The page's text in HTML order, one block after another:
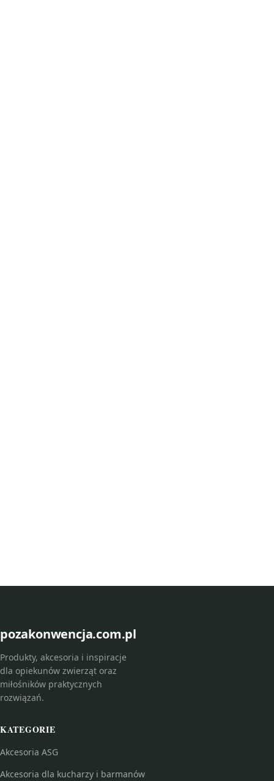
pozakonwencja.com.pl
Produkty, akcesoria i inspiracje
dla opiekunów zwierząt oraz
miłośników praktycznych
rozwiązań.
KATEGORIE
Akcesoria ASG
Akcesoria dla kucharzy i barmanów